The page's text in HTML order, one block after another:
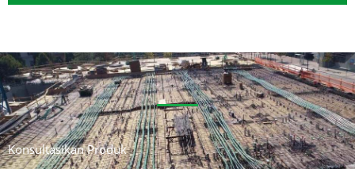
Konsultasikan Produk